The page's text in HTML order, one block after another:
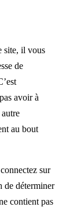
site, il vous
de
avoir à
au bout
sur
de déterminer
contient pas